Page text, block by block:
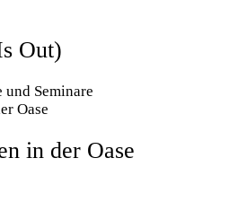
Out)
und Seminare
in der Oase